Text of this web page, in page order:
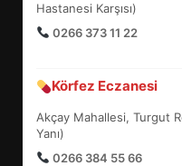
Hastanesi Karşısı)
0266 373 11 22
Körfez Eczanesi
Akçay Mahallesi, Turgut
Yanı)
0266 384 55 66
5
6